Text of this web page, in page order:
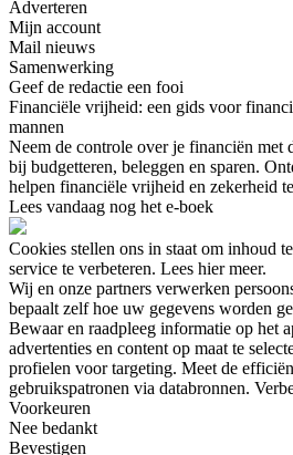
Adverteren
Mijn account
Mail nieuws
Samenwerking
Geef de redactie een fooi
Financiële vrijheid: een gids voor
mannen
Neem de controle over je financiën met
bij budgetteren, beleggen en sparen.
helpen financiële vrijheid en zekerheid
Lees vandaag nog het e-boek
Cookies stellen ons in staat om inhoud
service te verbeteren. Lees hier meer.
Wij en onze partners verwerken
bepaalt zelf hoe uw gegevens worden
Bewaar en raadpleeg informatie op het
advertenties en content op maat te
profielen voor targeting. Meet de
gebruikspatronen via databronnen.
Voorkeuren
Nee bedankt
Bevestigen